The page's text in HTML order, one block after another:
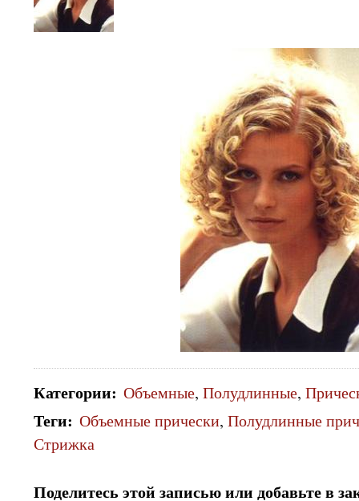
Категории: Объемные, Полудлинные,
Теги: Объемные прически, Полудлинные
Стрижка
Поделитесь этой записью или добавьте в